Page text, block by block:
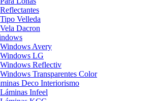
Reflectantes
Tipo Velleda
Vela Dacron
Windows Avery
Windows LG
Windows Reflectiv
Windows Transparentes Color
Deco Interiorismo
Láminas Infeel